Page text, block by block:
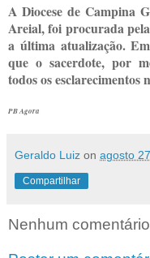
A Diocese de Campina
Areial, foi procurada
a última atualização.
que o sacerdote, por
todos os esclarecimentos
PB Agora
Geraldo Luiz on agosto
Compartilhar
Nenhum